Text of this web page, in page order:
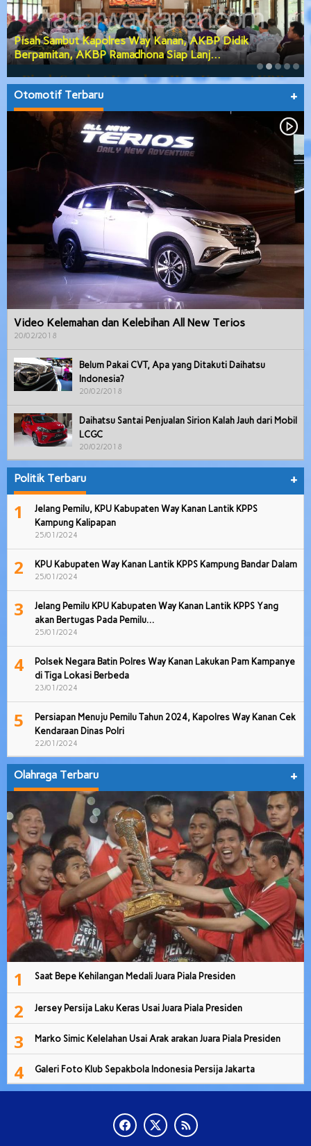
Didik
PGK Usulkan Dialog Terbuka Calon Wakil
Kanan, DPRD Siap Teruskan Usul…
Otomotif Terbaru +
Video Kelemahan dan Kelebihan All New Terios
20/02/2018
Belum Pakai CVT, Apa yang Ditakuti Daihatsu
Indonesia?
20/02/2018
Daihatsu Santai Penjualan Sirion Kalah Jauh dari Mobil
LCGC
20/02/2018
Politik Terbaru +
1
Jelang Pemilu, KPU Kabupaten Way Kanan Lantik KPPS
Kampung Kalipapan
25/01/2024
2 KPU Kabupaten Way Kanan Lantik KPPS Kampung Bandar Dalam
25/01/2024
3
Jelang Pemilu KPU Kabupaten Way Kanan Lantik KPPS Yang
akan Bertugas Pada Pemilu…
25/01/2024
4
Polsek Negara Batin Polres Way Kanan Lakukan Pam Kampanye
di Tiga Lokasi Berbeda
23/01/2024
5
Persiapan Menuju Pemilu Tahun 2024, Kapolres Way Kanan Cek
Kendaraan Dinas Polri
22/01/2024
Olahraga Terbaru +
1 Saat Bepe Kehilangan Medali Juara Piala Presiden
2 Jersey Persija Laku Keras Usai Juara Piala Presiden
3 Marko Simic Kelelahan Usai Arak arakan Juara Piala Presiden
4 Galeri Foto Klub Sepakbola Indonesia Persija Jakarta